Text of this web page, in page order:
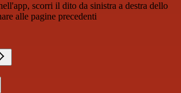
scorri il dito da sinistra a destra dello
alle pagine precedenti